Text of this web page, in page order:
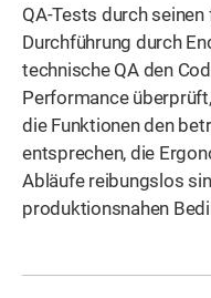
QA-Tests durch
Durchführung durch
technische QA den
Performance
die Funktionen den
entsprechen, die
Abläufe reibungslos
produktionsnahen